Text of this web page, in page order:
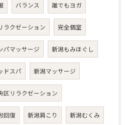
バランス 誰でもヨガ
ラクゼーション 完全個室
パマッサージ 新潟もみほぐし
ドスパ 新潟マッサージ
区リラクゼーション
回復 新潟肩こり 新潟むくみ